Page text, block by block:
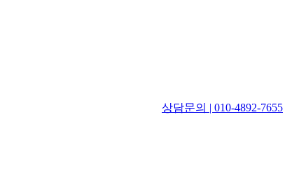
상담문의 | 010-4892-7655